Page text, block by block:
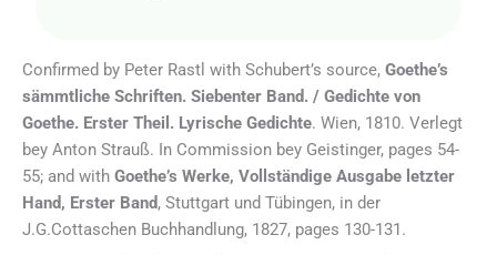
Confirmed by Peter Rastl with Schubert’s source, Goethe’s
sämmtliche Schriften. Siebenter Band. / Gedichte von
Goethe. Erster Theil. Lyrische Gedichte. Wien, 1810. Verlegt
bey Anton Strauß. In Commission bey Geistinger, pages 54-
55; and with Goethe’s Werke, Vollständige Ausgabe letzter
Hand, Erster Band, Stuttgart und Tübingen, in der
J.G.Cottaschen Buchhandlung, 1827, pages 130-131.